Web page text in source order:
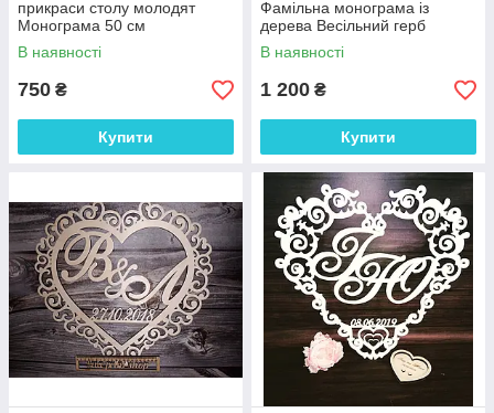
прикраси столу молодят
Монограма 50 см
В наявності
750 ₴
Купити
Фамільна монограма із
дерева Весільний герб
ініціали
В наявності
1 200 ₴
Купити